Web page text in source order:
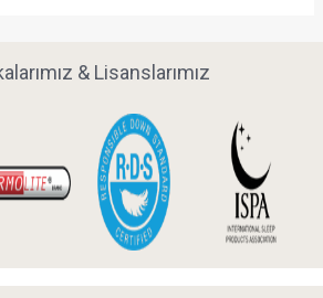
& Lisanslarımız